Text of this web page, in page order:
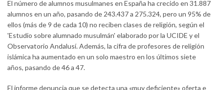
El número de alumnos musulmanes en España ha crecido en 31.887
alumnos en un año, pasando de 243.437 a 275.324, pero un 95% de
ellos (más de 9 de cada 10) no reciben clases de religión, según el
'Estudio sobre alumnado musulmán' elaborado por la UCIDE y el
Observatorio Andalusí. Además, la cifra de profesores de religión
islámica ha aumentado en un solo maestro en los últimos siete
años, pasando de 46 a 47.
El informe denuncia que se detecta una «muy deficiente» oferta e